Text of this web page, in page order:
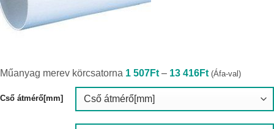
Műanyag merev körcsatorna 1 507Ft – 13 416FtÁrtartomány:
1
507Ft
13
(Áfa-val)
Cső átmérő[mm]